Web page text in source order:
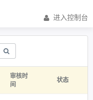
进入控制台
审核时
间
状态